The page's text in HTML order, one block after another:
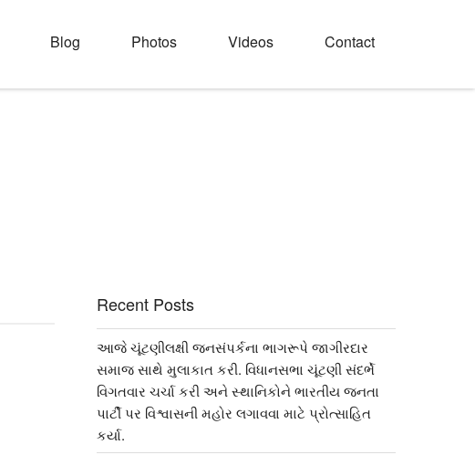
Blog Photos Videos Contact
Recent Posts
આજે ચૂંટણીલક્ષી જનસંપર્કના ભાગરૂપે જાગીરદાર
સમાજ સાથે મુલાકાત કરી. વિધાનસભા ચૂંટણી સંદર્ભે
વિગતવાર ચર્ચા કરી અને સ્થાનિકોને ભારતીય જનતા
પાર્ટી પર વિશ્વાસની મહોર લગાવવા માટે પ્રોત્સાહિત
કર્યા.